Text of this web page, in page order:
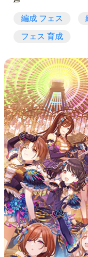
編成 フェス
フェス 育成